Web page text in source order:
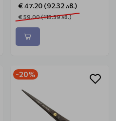
€ 47.20 (92.32 лв.)
€ 59.00 (115.39 лв.)
-20%